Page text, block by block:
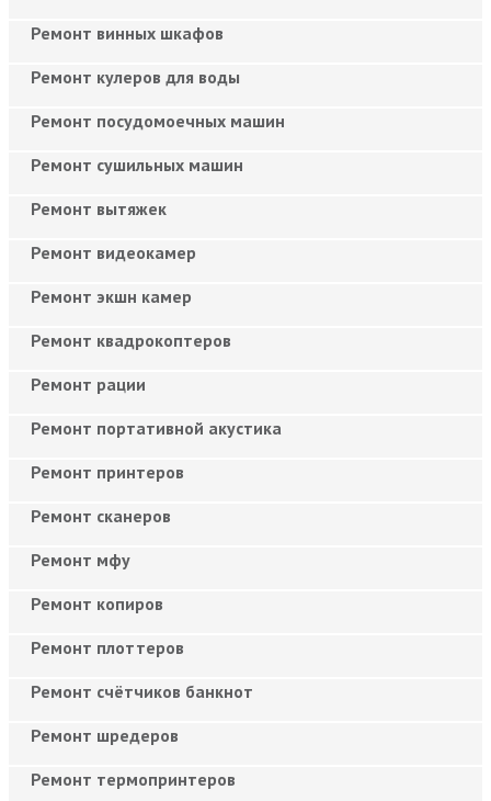
Ремонт винных шкафов
Ремонт кулеров для воды
Ремонт посудомоечных машин
Ремонт сушильных машин
Ремонт вытяжек
Ремонт видеокамер
Ремонт экшн камер
Ремонт квадрокоптеров
Ремонт рации
Ремонт портативной акустика
Ремонт принтеров
Ремонт сканеров
Ремонт мфу
Ремонт копиров
Ремонт плоттеров
Ремонт счётчиков банкнот
Ремонт шредеров
Ремонт термопринтеров